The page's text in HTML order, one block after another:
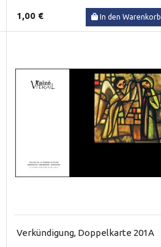
1,00 € In den Warenkorb
Verkündigung, Doppelkarte 201A